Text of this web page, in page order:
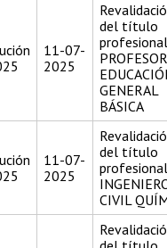
11-07-
2025
del título
GENERAL
BÁSICA
11-07-
2025
del título
CIVIL